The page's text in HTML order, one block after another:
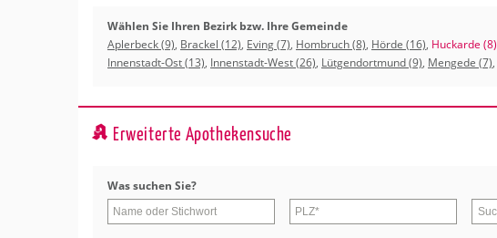
Wählen Sie Ihren Bezirk bzw. Ihre Gemeinde
Aplerbeck (9), Brackel (12), Eving (7), Hombruch (8), Hörde (16), Huckarde (8)
Innenstadt-Ost (13), Innenstadt-West (26), Lütgendortmund (9), Mengede (7),
Erweiterte Apothekensuche
Was su­chen Sie?